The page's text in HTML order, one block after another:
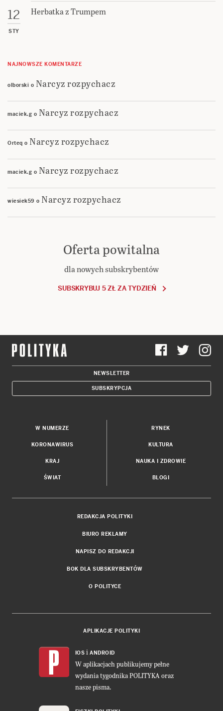
12
STY
Herbatka z Trumpem
NAJNOWSZE KOMENTARZE
olborski o Narcyz rozpychacz
maciek.g o Narcyz rozpychacz
Orteq o Narcyz rozpychacz
maciek.g o Narcyz rozpychacz
wiesiek59 o Narcyz rozpychacz
Oferta powitalna
dla nowych subskrybentów
SUBSKRYBUJ 5 ZŁ ZA TYDZIEŃ
NEWSLETTER
SUBSKRYPCJA
W NUMERZE
KORONAWIRUS
KRAJ
ŚWIAT
RYNEK
KULTURA
NAUKA I ZDROWIE
BLOGI
REDAKCJA POLITYKI
BIURO REKLAMY
NAPISZ DO REDAKCJI
BOK DLA SUBSKRYBENTÓW
O POLITYCE
APLIKACJE POLITYKI
IOS i ANDROID
W aplikacjach publikujemy pełne
wydania tygodnika POLITYKA oraz
nasze pisma.